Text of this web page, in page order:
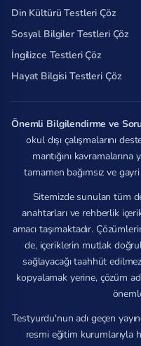
Din Kültürü Testleri Çöz
Sosyal Bilgiler Testleri Çöz
İngilizce Testleri Çöz
Hayat Bilgisi Testleri Çöz
Önemli Bilgilendirme ve
okul dışı çalışmalarını
mantığını
tamamen bağımsız ve
Sitemizde sunulan tüm
anahtarları ve rehberlik
amacı taşımaktadır.
de, içeriklerin mutlak
sağlayacağı taahhüt
kopyalamak yerine, çözüm
Testyurdu'nun adı geçen
resmi eğitim kurumlarıyla